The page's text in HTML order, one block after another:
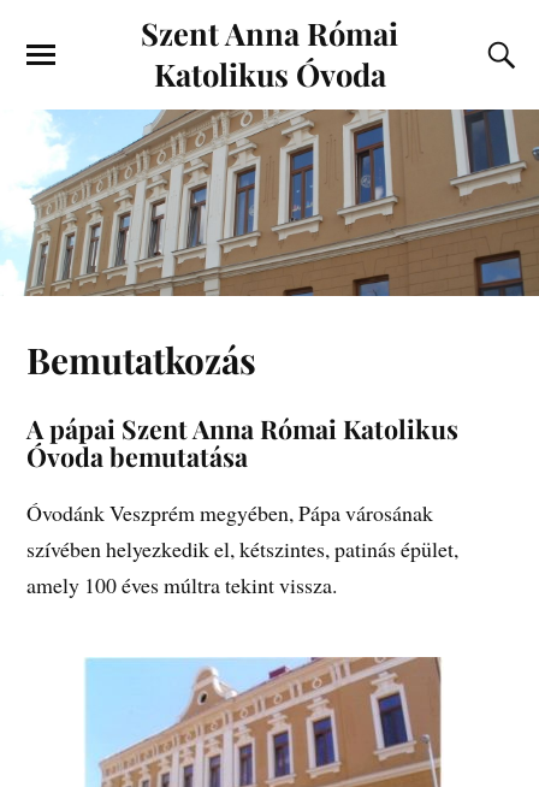
Szent Anna Római
Katolikus Óvoda
Bemutatkozás
A pápai Szent Anna Római Katolikus
Óvoda bemutatása
Óvodánk Veszprém megyében, Pápa városának
szívében helyezkedik el, kétszintes, patinás épület,
amely 100 éves múltra tekint vissza.